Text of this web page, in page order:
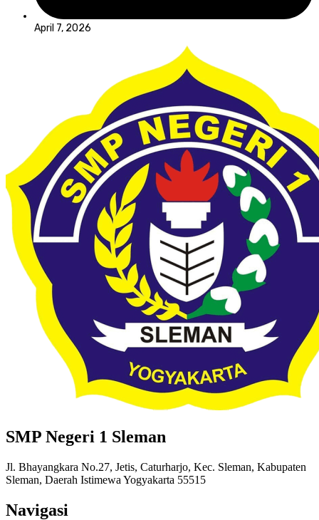
April 7, 2026
SMP Negeri 1 Sleman
Jl. Bhayangkara No.27, Jetis, Caturharjo, Kec. Sleman, Kabupaten
Sleman, Daerah Istimewa Yogyakarta 55515
Navigasi